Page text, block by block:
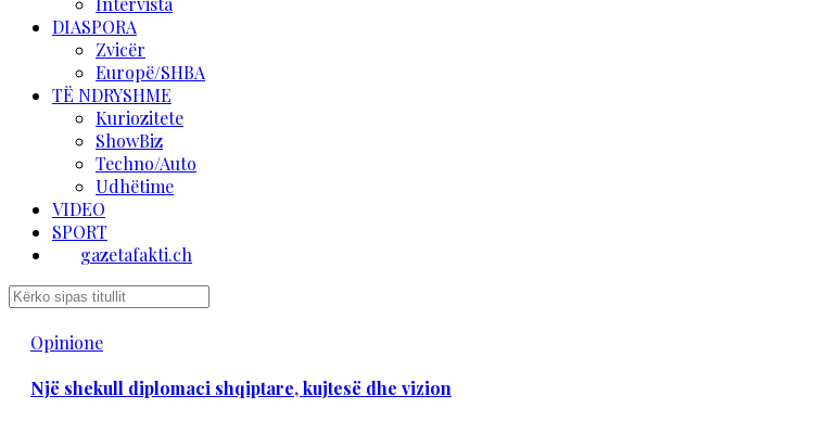
DIASPORA
Zvicër
Europë/SHBA
TË NDRYSHME
Kuriozitete
ShowBiz
Techno/Auto
Udhëtime
VIDEO
SPORT
gazetafakti.ch
Opinione
Një shekull diplomaci shqiptare, kujtesë dhe vizion